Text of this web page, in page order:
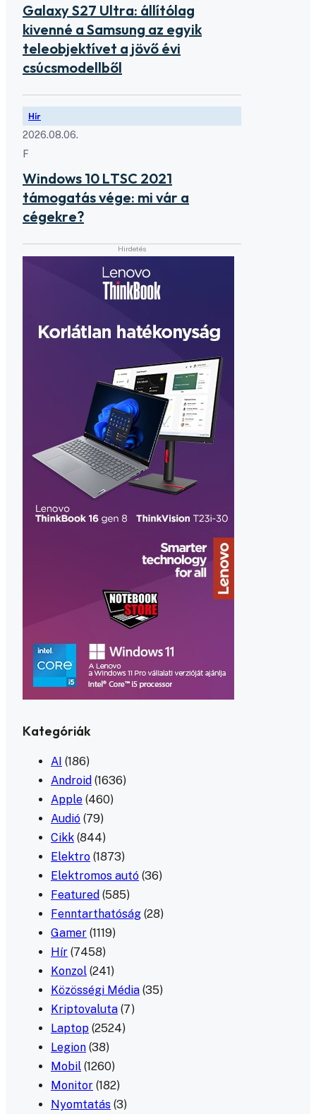
Galaxy S27 Ultra: állítólag
kivenné a Samsung az egyik
teleobjektívet a jövő évi
csúcsmodellből
Hír
2026.08.06.
F
Windows 10 LTSC 2021
támogatás vége: mi vár a
cégekre?
Kategóriák
AI (186)
Android (1636)
Apple (460)
Audió (79)
Cikk (844)
Elektro (1873)
Elektromos autó (36)
Featured (585)
Fenntarthatóság (28)
Gamer (1119)
Hír (7458)
Konzol (241)
Közösségi Média (35)
Kriptovaluta (7)
Laptop (2524)
Legion (38)
Mobil (1260)
Monitor (182)
Nyomtatás (3)